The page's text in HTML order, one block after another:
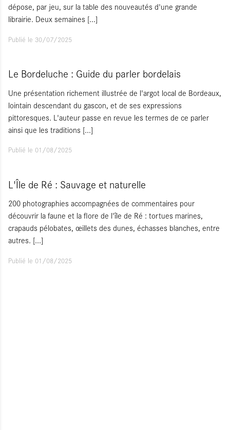
dépose, par jeu, sur la table des nouveautés d'une grande
librairie. Deux semaines [...]
Publié le 30/07/2025
Le Bordeluche : Guide du parler bordelais
Une présentation richement illustrée de l'argot local de Bordeaux,
lointain descendant du gascon, et de ses expressions
pittoresques. L'auteur passe en revue les termes de ce parler
ainsi que les traditions [...]
Publié le 01/08/2025
L'Île de Ré : Sauvage et naturelle
200 photographies accompagnées de commentaires pour
découvrir la faune et la flore de l'île de Ré : tortues marines,
crapauds pélobates, œillets des dunes, échasses blanches, entre
autres. [...]
Publié le 01/08/2025